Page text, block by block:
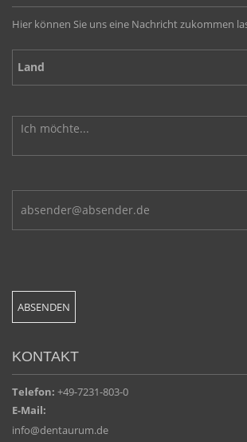
Hier können Sie uns eine Nachricht zukommen
KONTAKT
Telefon: +49-7231-803-0
E-Mail:
info@dentaurum.de